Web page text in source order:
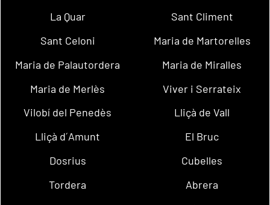
La Quar
Sant Climent
Sant Celoni
Maria de Martorelles
Maria de Palautordera
Maria de Miralles
Maria de Merlès
Viver i Serrateix
Vilobí del Penedès
Lliçà de Vall
Lliçà d´Amunt
El Bruc
Dosrius
Cubelles
Tordera
Abrera